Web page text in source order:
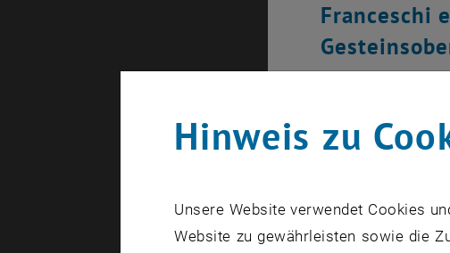
Franceschi
Hinweis zu
Unsere Website verwendet Cookies
Website zu gewährleisten sowie die